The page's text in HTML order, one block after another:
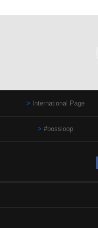
International Page
#bossloop